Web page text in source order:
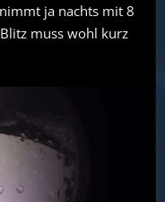
ja nachts mit 8
muss wohl kurz